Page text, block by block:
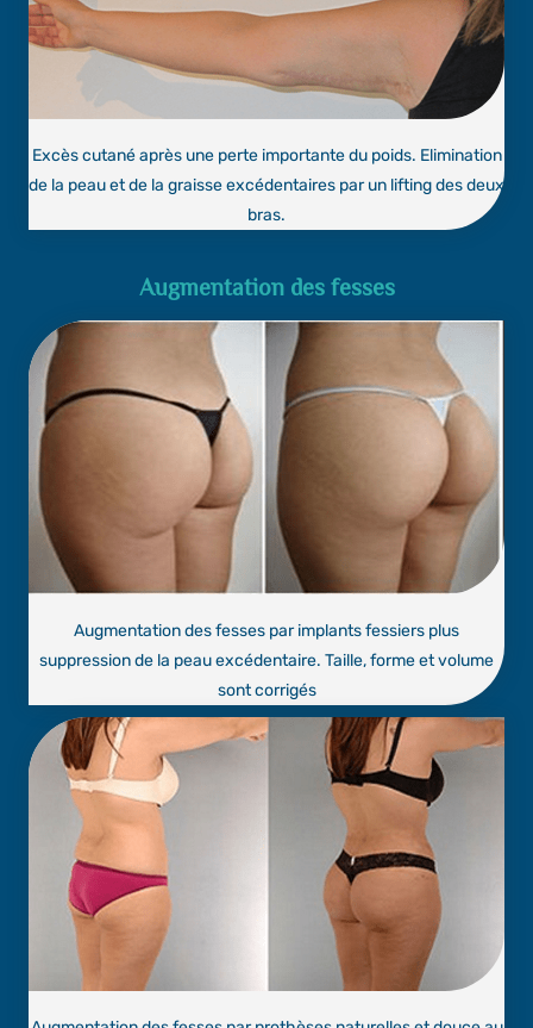
Excès cutané après une perte importante du poids. Elimination
de la peau et de la graisse excédentaires par un lifting des deux
bras.
Augmentation des fesses
Augmentation des fesses par implants fessiers plus
suppression de la peau excédentaire. Taille, forme et volume
sont corrigés